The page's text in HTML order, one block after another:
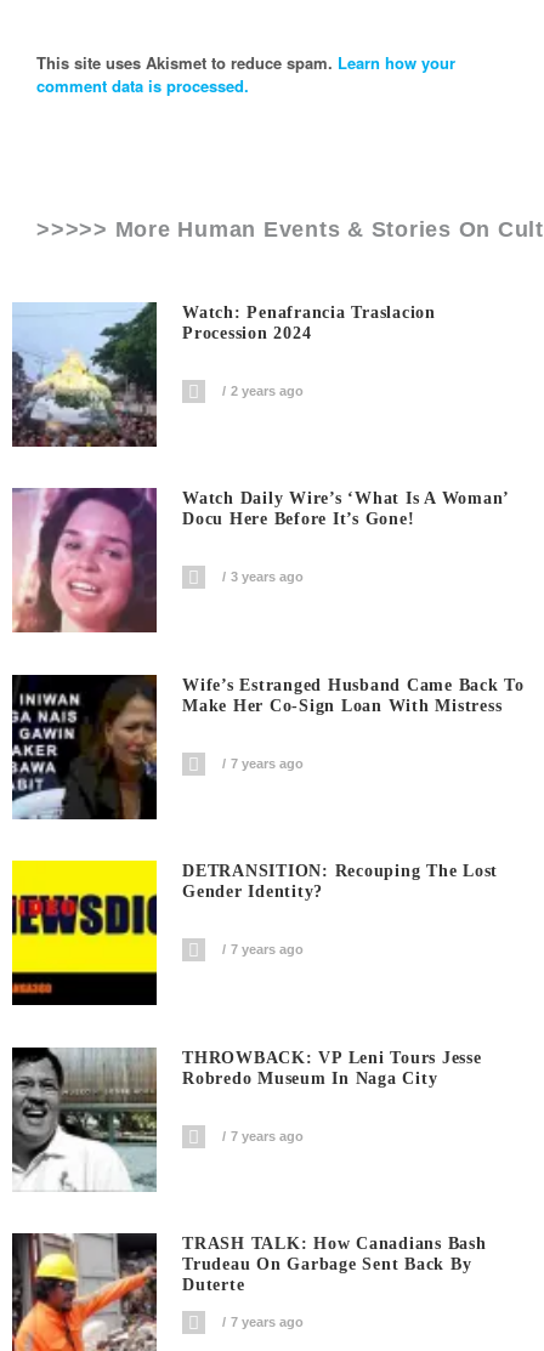
This site uses Akismet to reduce spam. Learn how your
comment data is processed.
>>>>> More Human Events & Stories On
Watch: Penafrancia Traslacion
Procession 2024
2 years ago
Watch Daily Wire’s ‘What Is A Woman’
Docu Here Before It’s Gone!
3 years ago
Wife’s Estranged Husband Came Back To
Make Her Co-Sign Loan With Mistress
7 years ago
DETRANSITION: Recouping The Lost
Gender Identity?
7 years ago
THROWBACK: VP Leni Tours Jesse
Robredo Museum In Naga City
7 years ago
TRASH TALK: How Canadians Bash
Trudeau On Garbage Sent Back By
Duterte
7 years ago